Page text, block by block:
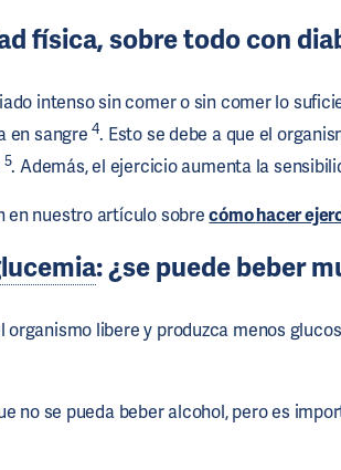
física, sobre todo con
intenso sin comer o sin comer lo
en sangre4. Esto se debe a que el
5. Además, el ejercicio aumenta la
en nuestro artículo sobrecómo hacer
: ¿se puede beber
organismo libere y produzca menos
no se pueda beber alcohol, pero es